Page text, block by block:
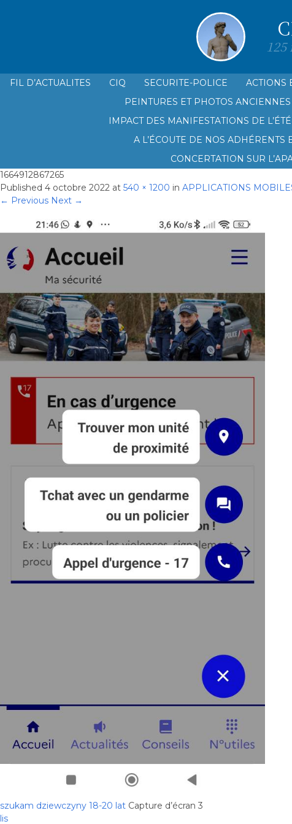
FIL D’ACTUALITES CIQ
LE CIQ SAINT GINIEZ PRADO PLAGE
SECURITE-POLICE ACTIONS
PEINTURES ET PHOTOS
IMPACT DES MANIFESTATIONS DE
A L’ÉCOUTE DE NOS ADHÉRENTS
CONCERTATION SUR
1664912867265
Published 4 octobre 2022 at 540 × 1200 in APPLICATIONS
← Previous Next →
szukam dziewczyny 18-20 lat Capture d’écran 3
lis